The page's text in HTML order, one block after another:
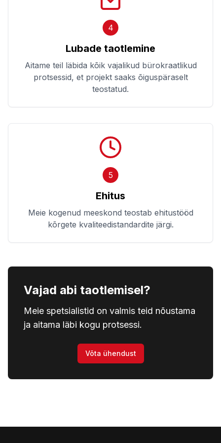
4
Lubade taotlemine
Aitame teil läbida kõik vajalikud bürokraatlikud
protsessid, et projekt saaks õiguspäraselt
teostatud.
5
Ehitus
Meie kogenud meeskond teostab ehitustööd
kõrgete kvaliteedistandardite järgi.
Vajad abi taotlemisel?
Meie spetsialistid on valmis teid nõustama
ja aitama läbi kogu protsessi.
Võta ühendust